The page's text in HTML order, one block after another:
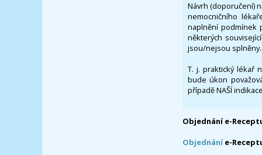
Návrh (doporučení)
nemocničního
naplnění podmínek
některých
jsou/nejsou splněny.
T. j. praktický lékař
bude úkon
případě NAŠÍ
Objednání e-
Objednáníe-